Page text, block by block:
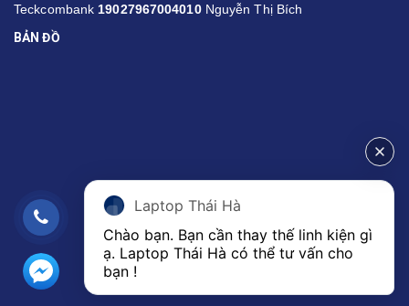
Teckcombank 19027967004010Nguyễn Thị Bích
BẢN ĐỒ
Laptop Thái Hà
Chào bạn. Bạn cần thay thế linh kiện gì
ạ. Laptop Thái Hà có thể tư vấn cho
bạn !